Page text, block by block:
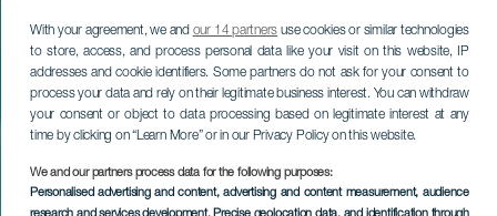
With your agreement, we and our 14 partners use cookies or similar technologies
to store, access, and process personal data like your visit on this website, IP
addresses and cookie identifiers. Some partners do not ask for your consent to
process your data and rely on their legitimate business interest. You can withdraw
your consent or object to data processing based on legitimate interest at any
time by clicking on “Learn More” or in our Privacy Policy on this website.
We and our partners process data for the following purposes:
Personalised advertising and content, advertising and content measurement, audience